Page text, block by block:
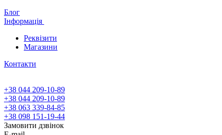
Блог
Інформація
Реквізити
Магазини
Контакти
+38 044 209-10-89
+38 044 209-10-89
+38 063 339-84-85
+38 098 151-19-44
Замовити дзвінок